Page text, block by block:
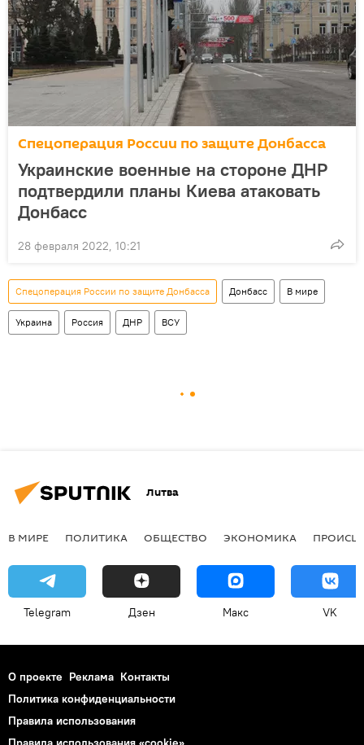
Спецоперация России по защите Донбасса
Украинские военные на стороне ДНР
подтвердили планы Киева атаковать
Донбасс
28 февраля 2022, 10:21
Спецоперация России по защите Донбасса Донбасс В мире
Украина Россия ДНР ВСУ
Литва
В МИРЕ ПОЛИТИКА ОБЩЕСТВО ЭКОНОМИКА
Telegram Дзен Макс VK
О проекте Реклама Контакты
Политика конфиденциальности
Правила использования